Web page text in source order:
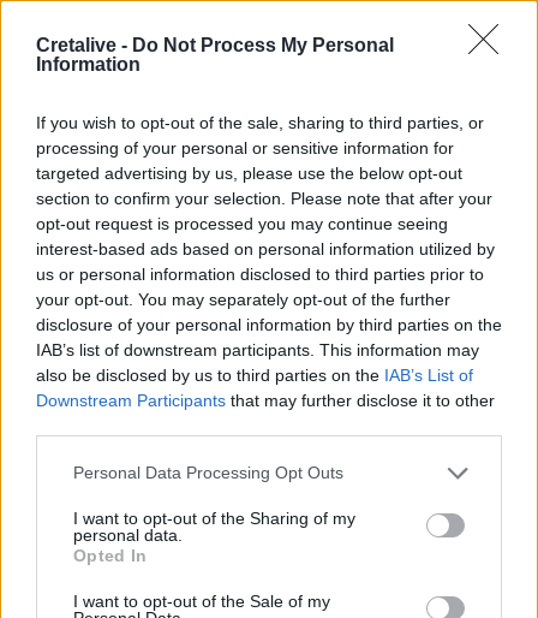
Cretalive - Do Not Process My Personal
Information
If you wish to opt-out of the sale, sharing to third parties, or
processing of your personal or sensitive information for
targeted advertising by us, please use the below opt-out
section to confirm your selection. Please note that after your
opt-out request is processed you may continue seeing
interest-based ads based on personal information utilized by
us or personal information disclosed to third parties prior to
your opt-out. You may separately opt-out of the further
disclosure of your personal information by third parties on the
IAB’s list of downstream participants. This information may
also be disclosed by us to third parties on the IAB’s List of
Downstream Participants that may further disclose it to other
Personal Data Processing Opt Outs
I want to opt-out of the Sharing of my
personal data.
Opted In
I want to opt-out of the Sale of my
09:28
φορτηγό στην Παλαιοκώμη
09:13
Μακελειό σε σχολείο στην Ταϊλάνδη: Στους 7 οι νεκροί
09:00
ΗΠΑ: Ένας νεκρός από τις πυρκαγιές στην Καλιφόρνια
09:00
Η νέα εποχή της επιχειρηματικής χρηματοδότησης και η
αξία των συνεργειών
ΣΧΕΤΙΚA AΡΘΡΑ